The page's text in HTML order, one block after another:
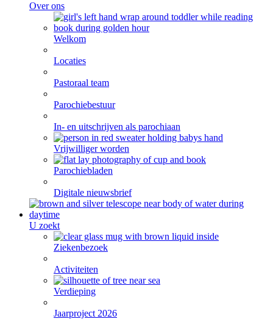
Over ons
Welkom
Locaties
Pastoraal team
Parochiebestuur
In- en uitschrijven als parochiaan
Vrijwilliger worden
Parochiebladen
Digitale nieuwsbrief
U zoekt
Ziekenbezoek
Activiteiten
Verdieping
Jaarproject 2026